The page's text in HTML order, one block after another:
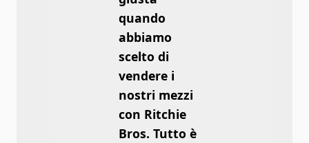
quando
abbiamo
scelto di
vendere i
nostri mezzi
con Ritchie
Bros. Tutto è